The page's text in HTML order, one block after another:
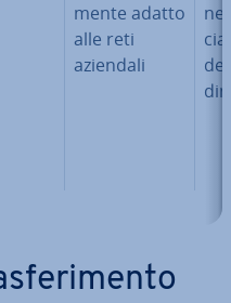
men­te adatto
alle reti
aziendali